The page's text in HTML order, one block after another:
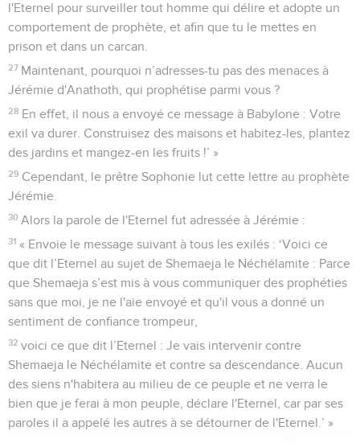
l'Eternel pour surveiller tout homme qui délire et adopte un
comportement de prophète, et afin que tu le mettes en
prison et dans un carcan.
27 Maintenant, pourquoi n’adresses-tu pas des menaces à
Jérémie d'Anathoth, qui prophétise parmi vous ?
28 En effet, il nous a envoyé ce message à Babylone : Votre
exil va durer. Construisez des maisons et habitez-les, plantez
des jardins et mangez-en les fruits !’ »
29 Cependant, le prêtre Sophonie lut cette lettre au prophète
Jérémie.
30 Alors la parole de l'Eternel fut adressée à Jérémie :
31 « Envoie le message suivant à tous les exilés : ‘Voici ce
que dit l’Eternel au sujet de Shemaeja le Néchélamite : Parce
que Shemaeja s’est mis à vous communiquer des prophéties
sans que moi, je ne l'aie envoyé et qu'il vous a donné un
sentiment de confiance trompeur,
32 voici ce que dit l’Eternel : Je vais intervenir contre
Shemaeja le Néchélamite et contre sa descendance. Aucun
des siens n'habitera au milieu de ce peuple et ne verra le
bien que je ferai à mon peuple, déclare l'Eternel, car par ses
paroles il a appelé les autres à se détourner de l'Eternel.’ »